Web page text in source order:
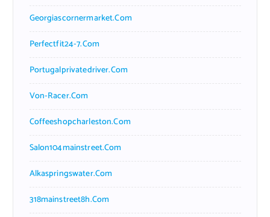
Georgiascornermarket.com
Perfectfit24-7.com
Portugalprivatedriver.com
Von-Racer.com
Coffeeshopcharleston.com
Salon104mainstreet.com
Alkaspringswater.com
318mainstreet8h.com